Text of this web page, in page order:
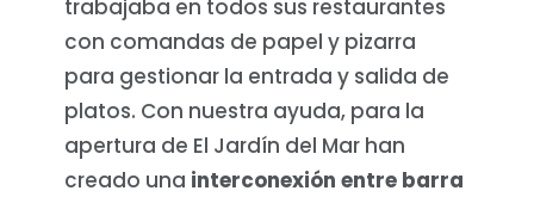
trabajaba en todos sus restaurantes
con comandas de papel y pizarra
para gestionar la entrada y salida de
platos. Con nuestra ayuda, para la
apertura de El Jardín del Mar han
creado una interconexión entre barra